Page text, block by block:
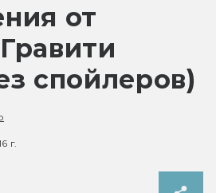
от
спойлеров)
г.